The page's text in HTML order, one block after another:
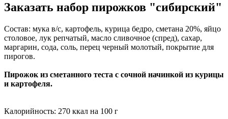
Заказать набор пирожков "сибирский"
Состав: мука в/с, картофель, курица бедро, сметана 20%, яйцо
столовое, лук репчатый, масло сливочное (спред), сахар,
маргарин, сода, соль, перец черный молотый, покрытие для
пирогов.
Пирожок из сметанного теста с сочной начинкой из курицы
и картофеля.
Калорийность: 270 ккал на 100 г